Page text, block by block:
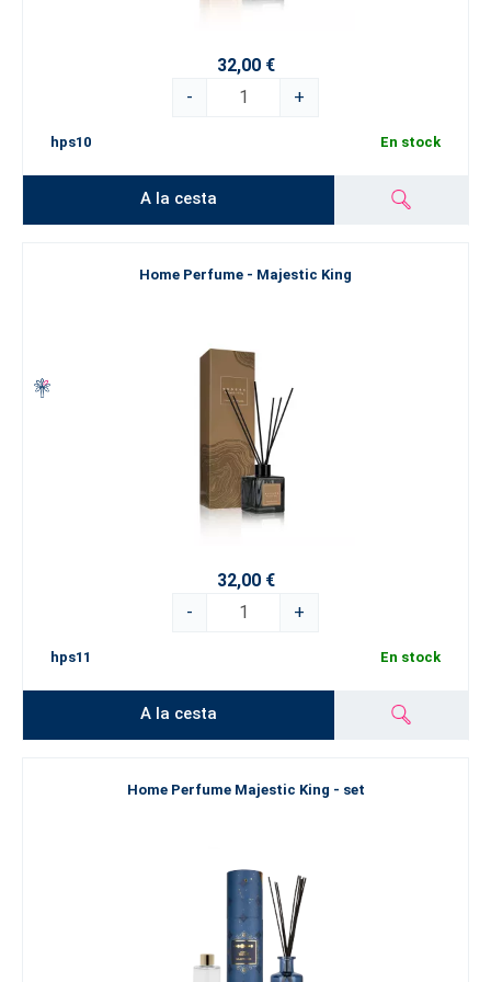
32,00 €
-
+
hps10 En stock
A la cesta
Home Perfume - Majestic King
32,00 €
-
+
hps11 En stock
A la cesta
Home Perfume Majestic King - set